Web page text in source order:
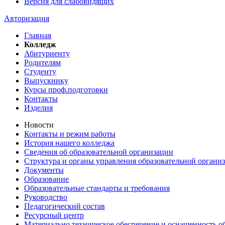
Авторизация
Главная
Колледж
Абитуриенту
Родителям
Студенту
Выпускнику
Курсы проф.подготовки
Контакты
Изделия
Новости
Контакты и режим работы
История нашего колледжа
Сведения об образовательной организации
Структура и органы управления образовательной
Документы
Образование
Образовательные стандарты и требования
Руководство
Педагогический состав
Ресурсный центр